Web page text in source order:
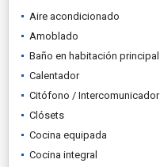
Aire acondicionado
Amoblado
Baño en habitación principal
Calentador
Citófono / Intercomunicador
Clósets
Cocina equipada
Cocina integral